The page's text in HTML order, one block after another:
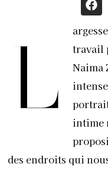
L
travail
Naima
intime
des endroits qui